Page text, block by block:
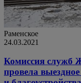
Раменское
24.03.2021
Комиссия служб
провела